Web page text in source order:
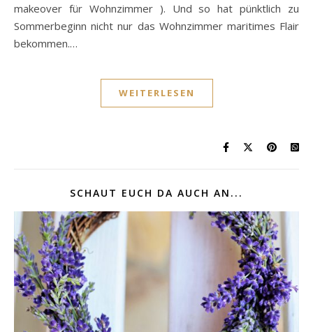
makeover für Wohnzimmer ). Und so hat pünktlich zu
Sommerbeginn nicht nur das Wohnzimmer maritimes Flair
bekommen.…
WEITERLESEN
SCHAUT EUCH DA AUCH AN...